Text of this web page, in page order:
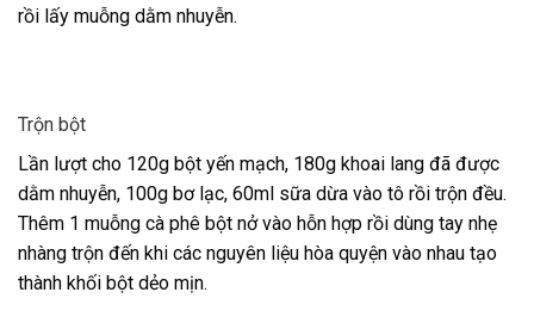
rồi lấy muỗng dằm nhuyễn.
Trộn bột
Lần lượt cho 120g bột yến mạch, 180g khoai lang đã được
dằm nhuyễn, 100g bơ lạc, 60ml sữa dừa vào tô rồi trộn đều.
Thêm 1 muỗng cà phê bột nở vào hỗn hợp rồi dùng tay nhẹ
nhàng trộn đến khi các nguyên liệu hòa quyện vào nhau tạo
thành khối bột dẻo mịn.